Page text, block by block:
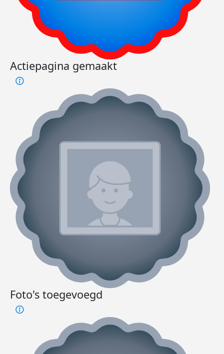
Actiepagina gemaakt
Foto's toegevoegd